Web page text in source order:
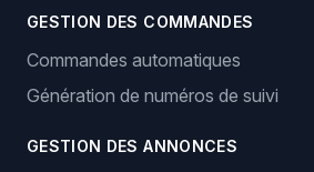
GESTION DES COMMANDES
Commandes automatiques
Génération de numéros de suivi
GESTION DES ANNONCES